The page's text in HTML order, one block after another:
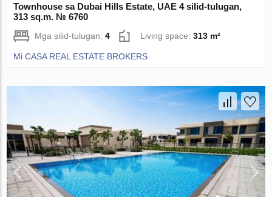
Townhouse sa Dubai Hills Estate, UAE 4 silid-tulugan,
313 sq.m. № 6760
Mga silid-tulugan:4 Living space:313 m²
Mi CASA REAL ESTATE BROKERS